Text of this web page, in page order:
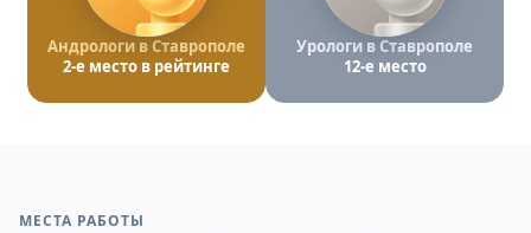
Андрологи в Ставрополе
2-е место в рейтинге
Урологи в Ставрополе
12-е место
МЕСТА РАБОТЫ